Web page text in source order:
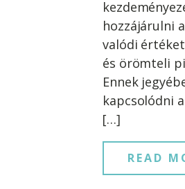
hozzájárulni
valódi
és örömteli
Ennek
kapcsolódni
[…]
READ